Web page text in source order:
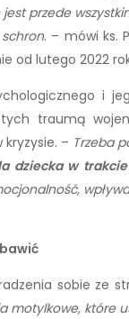
przede
. – mówi ks.
od lutego 2022
i
traumą
– Trzeba
dziecka w
sobie ze
motylkowe, które